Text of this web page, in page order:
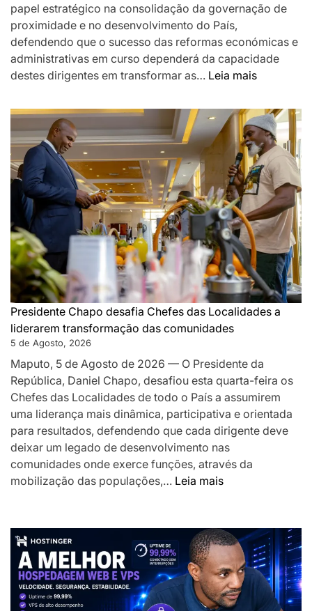
papel estratégico na consolidação da governação de
proximidade e no desenvolvimento do País,
defendendo que o sucesso das reformas económicas e
administrativas em curso dependerá da capacidade
destes dirigentes em transformar as… Leia mais:
destaca
Chefes
das
como
pilar
da
de
e
desafia-
os
o
local
Presidente Chapo desafia Chefes das Localidades a
liderarem transformação das comunidades
5 de Agosto, 2026
Maputo, 5 de Agosto de 2026 — O Presidente da
República, Daniel Chapo, desafiou esta quarta-feira os
Chefes das Localidades de todo o País a assumirem
uma liderança mais dinâmica, participativa e orientada
para resultados, defendendo que cada dirigente deve
deixar um legado de desenvolvimento nas
comunidades onde exerce funções, através da
mobilização das populações,… Leia mais:
desafia
Chefes
das
Localidades
a